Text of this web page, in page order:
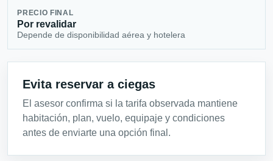
PRECIO FINAL
Por revalidar
Depende de disponibilidad aérea y hotelera
Evita reservar a ciegas
El asesor confirma si la tarifa observada mantiene
habitación, plan, vuelo, equipaje y condiciones
antes de enviarte una opción final.